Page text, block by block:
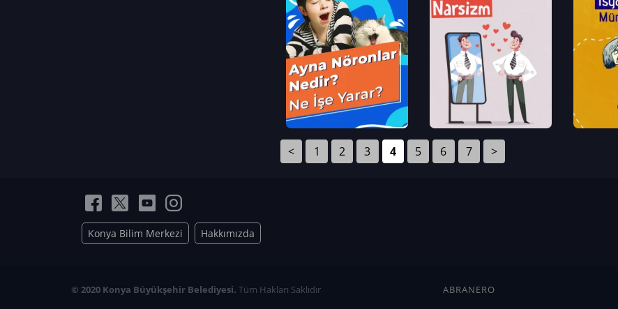
< 1 2 3 4 5 6 7 >
Konya Bilim Merkezi Hakkımızda
© 2020 Konya Büyükşehir Belediyesi. Tüm Hakları Saklıdır ABRANERO